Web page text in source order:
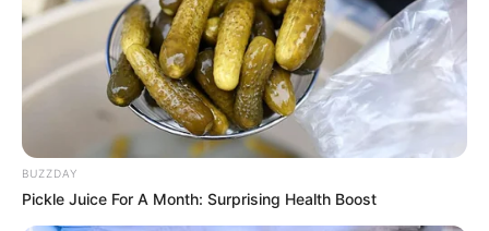
BUZZDAY
Pickle Juice For A Month: Surprising Health Boost